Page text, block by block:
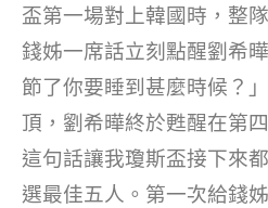
盃第一場對上韓國時，整
錢姊一席話立刻點醒劉希
節了你要睡到甚麼時候？
頂，劉希曄終於甦醒在第
這句話讓我瓊斯盃接下來
選最佳五人。第一次給錢